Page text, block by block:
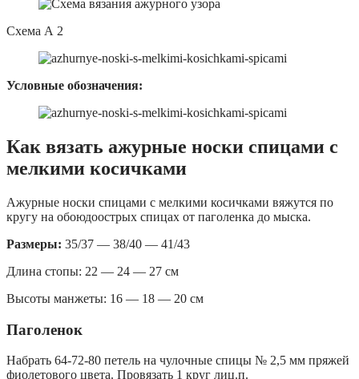
Схема А 2
Условные обозначения:
Как вязать ажурные носки спицами с
мелкими косичками
Ажурные носки спицами с мелкими косичками вяжутся по
кругу на обоюдоострых спицах от паголенка до мыска.
Размеры: 35/37 — 38/40 — 41/43
Длина стопы: 22 — 24 — 27 см
Высоты манжеты: 16 — 18 — 20 см
Паголенок
Набрать 64-72-80 петель на чулочные спицы № 2,5 мм пряжей
фиолетового цвета. Провязать 1 круг лиц.п.